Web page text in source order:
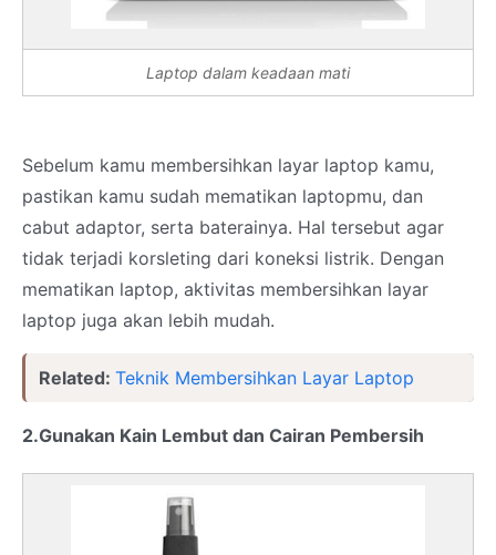
Laptop dalam keadaan mati
Sebelum kamu membersihkan layar laptop kamu,
pastikan kamu sudah mematikan laptopmu, dan
cabut adaptor, serta baterainya. Hal tersebut agar
tidak terjadi korsleting dari koneksi listrik. Dengan
mematikan laptop, aktivitas membersihkan layar
laptop juga akan lebih mudah.
Related: Teknik Membersihkan Layar Laptop
2.Gunakan Kain Lembut dan Cairan Pembersih